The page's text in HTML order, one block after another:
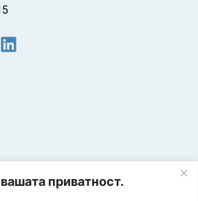
приватност.